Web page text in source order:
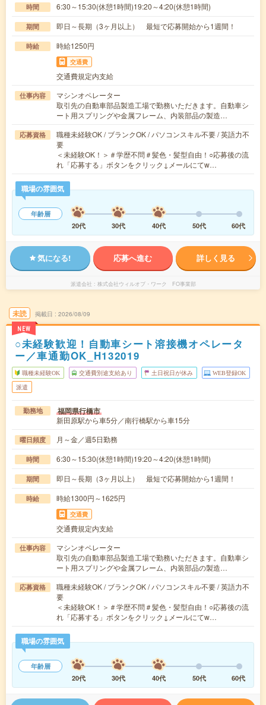
時間 6:30～15:30(休憩1時間)19:20～4:20(休憩1時間)
期間 即日～長期（3ヶ月以上） 最短で応募開始から1週間！
時給 時給1250円
交通費
交通費規定内支給
仕事内容
マシンオペレーター
取引先の自動車部品製造工場で勤務いただきます。自動車シ
ート用スプリングや金属フレーム、内装部品の製造…
応募資格
職種未経験OK / ブランクOK / パソコンスキル不要 / 英語力不
要
＜未経験OK！＞＃学歴不問＃髪色・髪型自由！○応募後の流
れ「応募する」ボタンをクリック↓メールにてw…
職場の雰囲気
年齢層
20代
30代 40代 50代 60代
気になる! 応募へ進む 詳しく見る
派遣会社 株式会社ウィルオブ・ワーク FO事業部
未読
NEW
掲載日 2026/08/09
○未経験歓迎！自動車シート溶接機オペレータ
ー／車通勤OK_H132019
職種未経験OK 交通費別途支給あり 土日祝日が休み WEB登録OK
派遣
勤務地 福岡県行橋市
新田原駅から車5分／南行橋駅から車15分
曜日頻度 月～金／週5日勤務
時間 6:30～15:30(休憩1時間)19:20～4:20(休憩1時間)
期間 即日～長期（3ヶ月以上） 最短で応募開始から1週間！
時給 時給1300円～1625円
交通費
交通費規定内支給
仕事内容
マシンオペレーター
取引先の自動車部品製造工場で勤務いただきます。自動車シ
ート用スプリングや金属フレーム、内装部品の製造…
応募資格
職種未経験OK / ブランクOK / パソコンスキル不要 / 英語力不
要
＜未経験OK！＞＃学歴不問＃髪色・髪型自由！○応募後の流
れ「応募する」ボタンをクリック↓メールにてw…
職場の雰囲気
年齢層
20代
30代 40代 50代 60代